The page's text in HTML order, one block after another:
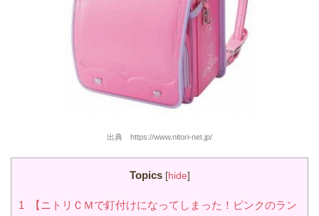
出典 https://www.nitori-net.jp/
Topics [hide]
1
【ニトリＣＭで釘付けになってしまった！ピンクのラン